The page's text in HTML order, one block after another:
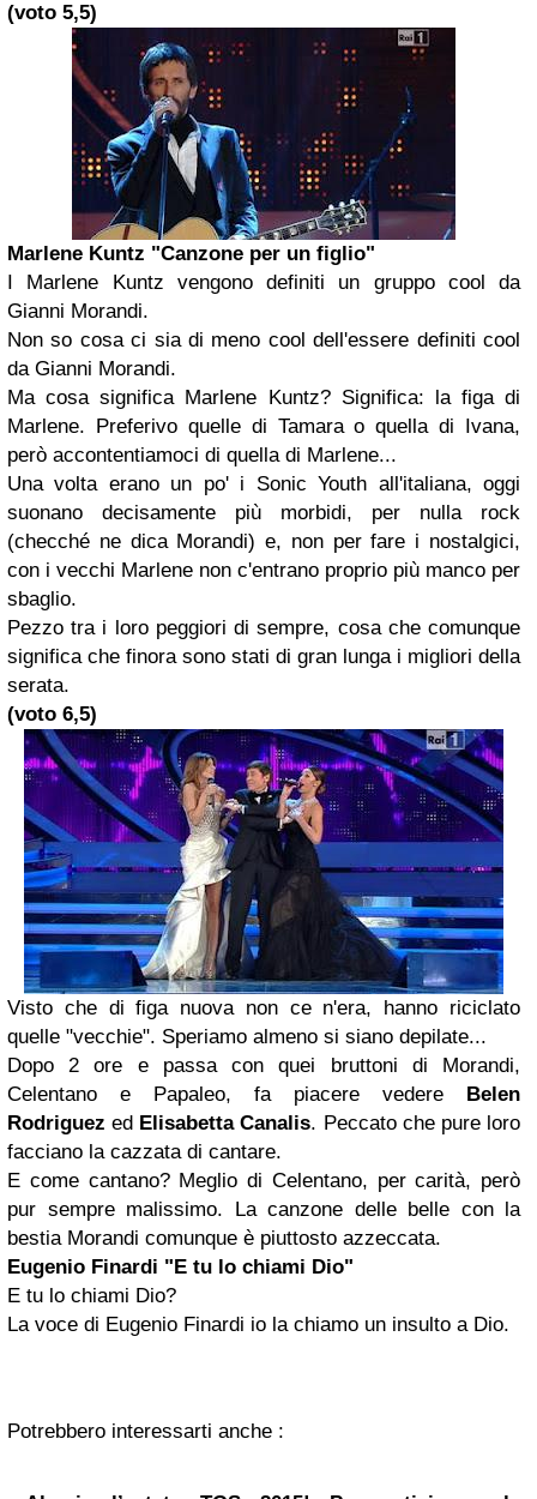
(voto 5,5)
Marlene Kuntz "Canzone per un figlio"
I Marlene Kuntz vengono definiti un gruppo cool da
Gianni Morandi.
Non so cosa ci sia di meno cool dell'essere definiti cool
da Gianni Morandi.
Ma cosa significa Marlene Kuntz? Significa: la figa di
Marlene. Preferivo quelle di Tamara o quella di Ivana,
però accontentiamoci di quella di Marlene...
Una volta erano un po' i Sonic Youth all'italiana, oggi
suonano decisamente più morbidi, per nulla rock
(checché ne dica Morandi) e, non per fare i nostalgici,
con i vecchi Marlene non c'entrano proprio più manco per
sbaglio.
Pezzo tra i loro peggiori di sempre, cosa che comunque
significa che finora sono stati di gran lunga i migliori della
serata.
(voto 6,5)
Visto che di figa nuova non ce n'era, hanno riciclato
quelle "vecchie". Speriamo almeno si siano depilate...
Dopo 2 ore e passa con quei bruttoni di Morandi,
Celentano e Papaleo, fa piacere vedere Belen
Rodriguez ed Elisabetta Canalis. Peccato che pure loro
facciano la cazzata di cantare.
E come cantano? Meglio di Celentano, per carità, però
pur sempre malissimo. La canzone delle belle con la
bestia Morandi comunque è piuttosto azzeccata.
Eugenio Finardi "E tu lo chiami Dio"
E tu lo chiami Dio?
La voce di Eugenio Finardi io la chiamo un insulto a Dio.
Potrebbero interessarti anche :